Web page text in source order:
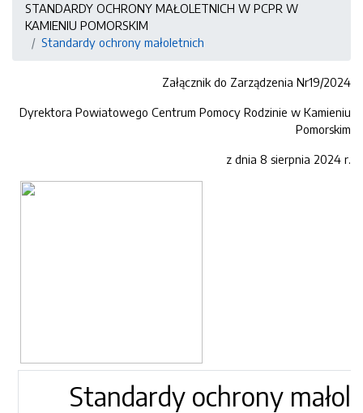
STANDARDY OCHRONY MAŁOLETNICH W PCPR W
KAMIENIU POMORSKIM
Standardy ochrony małoletnich
Załącznik do Zarządzenia Nr19/2024
Dyrektora Powiatowego Centrum Pomocy Rodzinie w Kamieniu
Pomorskim
z dnia 8 sierpnia 2024 r.
Standardy ochrony